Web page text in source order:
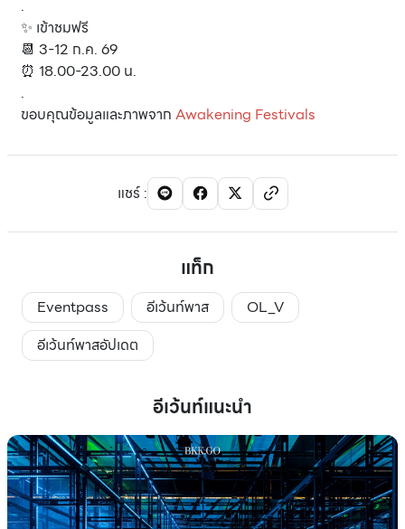
.
✨ เข้าชมฟรี
📆 3-12 ก.ค. 69
⏰ 18.00-23.00 น.
.
ขอบคุณข้อมูลและภาพจาก Awakening Festivals
แชร์:
แท็ก
Eventpass อีเว้นท์พาส
OL_V
อีเว้นท์พาสอัปเดต
อีเว้นท์แนะนำ